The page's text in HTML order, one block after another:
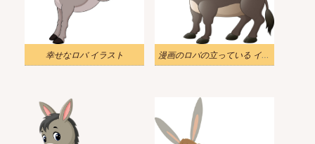
幸せなロバ イラスト 漫画のロバの立っている イラスト